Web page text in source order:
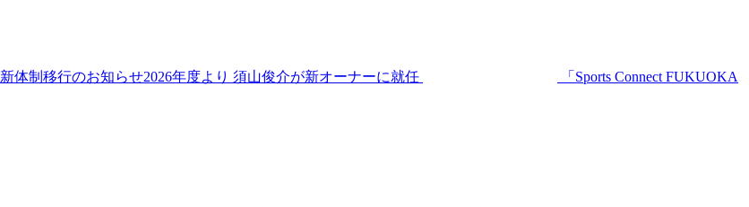
体制移行のお知らせ2026年度より 須山俊介が新オーナーに就任 「Sports Connect FUKUOKA